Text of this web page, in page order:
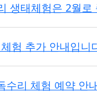
생태체험은 2월로
험 추가 안내입니
수리 체험 예약 안